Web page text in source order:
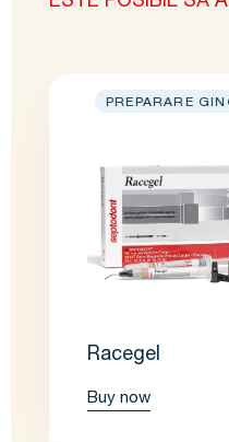
PREPARARE
Racegel
Buy now